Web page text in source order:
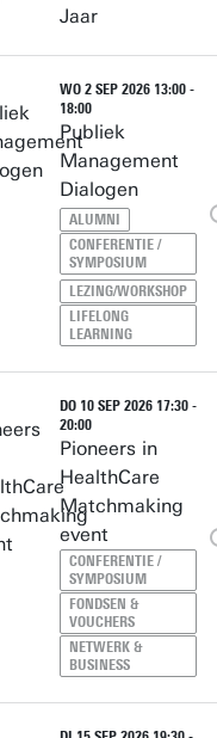
Jaar
WO 2 SEP 2026 13:00 -
18:00
Publiek
Management
Dialogen
ALUMNI
CONFERENTIE /
SYMPOSIUM
LEZING/WORKSHOP
LIFELONG
LEARNING
DO 10 SEP 2026 17:30 -
20:00
Pioneers in
HealthCare
Matchmaking
event
CONFERENTIE /
SYMPOSIUM
FONDSEN &
VOUCHERS
NETWERK &
BUSINESS